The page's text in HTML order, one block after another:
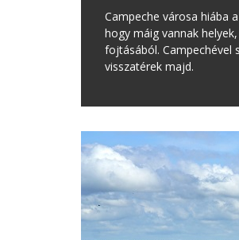
Campeche városa hiába
hogy máig vannak
fojtásából. Campechével
visszatérek majd.